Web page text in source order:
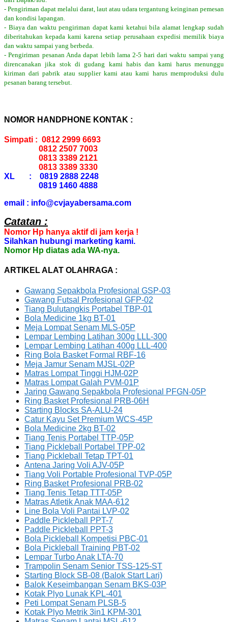
- Pengiriman dapat melalui darat, laut atau udara tergantung keinginan pemesan
dan kondisi lapangan.
- Biaya dan waktu pengiriman dapat kami ketahui bila alamat lengkap sudah
diberitahukan kepada kami karena setiap perusahaan expedisi memilik biaya
dan waktu sampai yang berbeda.
- Pengiriman pesanan Anda dapat lebih lama 2-5 hari dari waktu sampai yang
direncanakan jika stok di gudang kami habis dan kami harus menunggu
kiriman dari pabrik atau supplier kami atau kami harus memproduksi dulu
pesanan barang tersebut.
NOMOR HANDPHONE KONTAK :
Simpati : 0812 2999 6693
0812 2507 7003
0813 3389 2121
0813 3389 3330
XL : 0819 2888 2248
0819 1460 4888
email : info@cvjayabersama.com
Catatan :
Nomor Hp hanya aktif di jam kerja !
Silahkan hubungi marketing kami.
Nomor Hp diatas ada WA-nya.
ARTIKEL ALAT OLAHRAGA :
Gawang Sepakbola Profesional GSP-03
Gawang Futsal Profesional GFP-02
Tiang Bulutangkis Portabel TBP-01
Bola Medicine 1kg BT-01
Meja Lompat Senam MLS-05P
Lempar Lembing Latihan 300g LLL-300
Lempar Lembing Latihan 400g LLL-400
Ring Bola Basket Formal RBF-16
Meja Jamur Senam MJSL-02P
Matras Lompat Tinggi HJM-02P
Matras Lompat Galah PVM-01P
Jaring Gawang Sepakbola Profesional PFGN-05P
Ring Basket Profesional PRB-06H
Starting Blocks SA-ALU-24
Catur Kayu Set Premium WCS-45P
Bola Medicine 2kg BT-02
Tiang Tenis Portabel TTP-05P
Tiang Pickleball Portabel TPP-02
Tiang Pickleball Tetap TPT-01
Antena Jaring Voli AJV-05P
Tiang Voli Portable Profesional TVP-05P
Ring Basket Profesional PRB-02
Tiang Tenis Tetap TTT-05P
Matras Atletik Anak MAA-612
Line Bola Voli Pantai LVP-02
Paddle Pickleball PPT-7
Paddle Pickleball PPT-3
Bola Pickleball Kompetisi PBC-01
Bola Pickleball Training PBT-02
Lempar Turbo Anak LTA-70
Trampolin Senam Senior TSS-125-ST
Starting Block SB-08 (Balok Start Lari)
Balok Keseimbangan Senam BKS-03P
Kotak Plyo Lunak KPL-401
Peti Lompat Senam PLSB-5
Kotak Plyo Metrik 3in1 KPM-301